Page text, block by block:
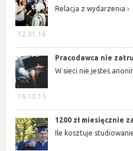
12.01.16
Relacja z wydarzenia
16.10.15
Pracodawca nie
W sieci nie jesteś
1200 zł miesięcznie
Ile kosztuje